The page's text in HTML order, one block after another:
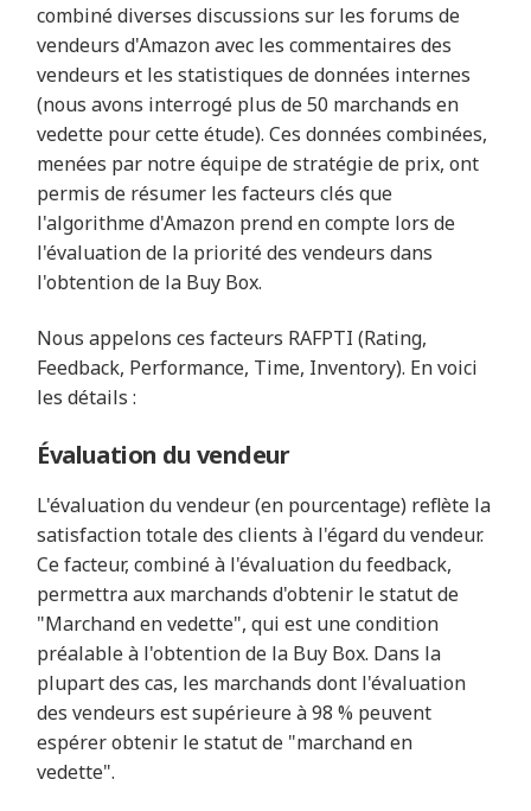
combiné diverses discussions sur les forums de
vendeurs d'Amazon avec les commentaires des
vendeurs et les statistiques de données internes
(nous avons interrogé plus de 50 marchands en
vedette pour cette étude). Ces données combinées,
menées par notre équipe de stratégie de prix, ont
permis de résumer les facteurs clés que
l'algorithme d'Amazon prend en compte lors de
l'évaluation de la priorité des vendeurs dans
l'obtention de la Buy Box.
Nous appelons ces facteurs RAFPTI (Rating,
Feedback, Performance, Time, Inventory). En voici
les détails :
Évaluation du vendeur
L'évaluation du vendeur (en pourcentage) reflète la
satisfaction totale des clients à l'égard du vendeur.
Ce facteur, combiné à l'évaluation du feedback,
permettra aux marchands d'obtenir le statut de
"Marchand en vedette", qui est une condition
préalable à l'obtention de la Buy Box. Dans la
plupart des cas, les marchands dont l'évaluation
des vendeurs est supérieure à 98 % peuvent
espérer obtenir le statut de "marchand en
vedette".